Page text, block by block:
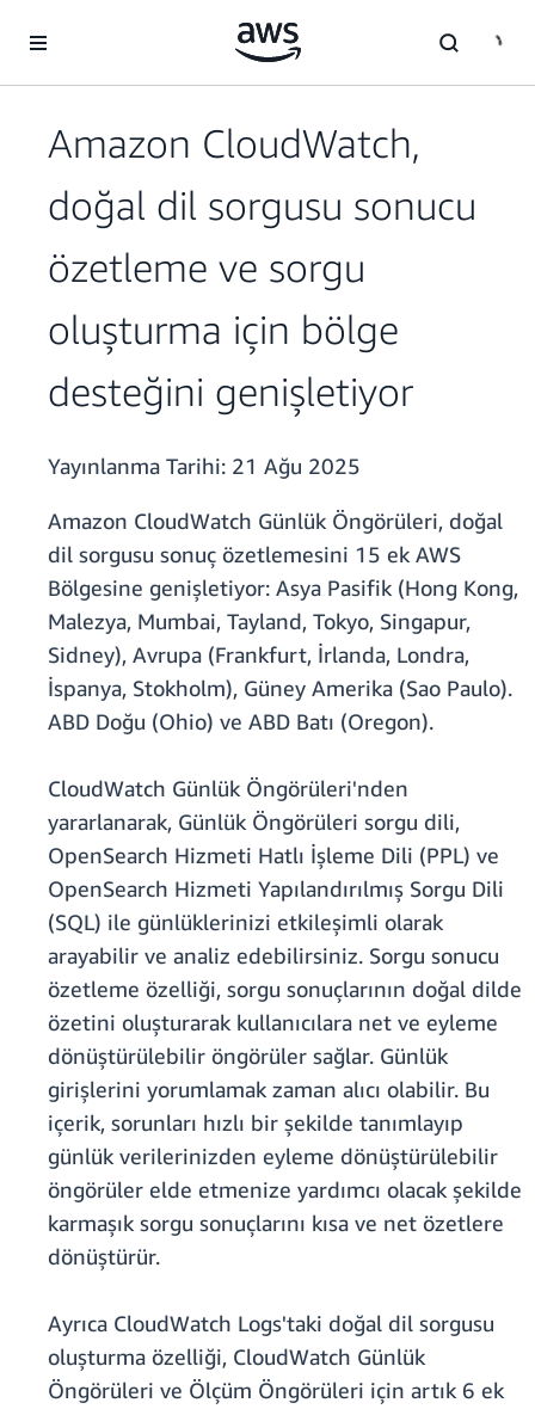
Amazon CloudWatch,
doğal dil sorgusu sonucu
özetleme ve sorgu
oluşturma için bölge
desteğini genişletiyor
Yayınlanma Tarihi: 21 Ağu 2025
Amazon CloudWatch Günlük Öngörüleri, doğal
dil sorgusu sonuç özetlemesini 15 ek AWS
Bölgesine genişletiyor: Asya Pasifik (Hong Kong,
Malezya, Mumbai, Tayland, Tokyo, Singapur,
Sidney), Avrupa (Frankfurt, İrlanda, Londra,
İspanya, Stokholm), Güney Amerika (Sao Paulo).
ABD Doğu (Ohio) ve ABD Batı (Oregon).
CloudWatch Günlük Öngörüleri'nden
yararlanarak, Günlük Öngörüleri sorgu dili,
OpenSearch Hizmeti Hatlı İşleme Dili (PPL) ve
OpenSearch Hizmeti Yapılandırılmış Sorgu Dili
(SQL) ile günlüklerinizi etkileşimli olarak
arayabilir ve analiz edebilirsiniz. Sorgu sonucu
özetleme özelliği, sorgu sonuçlarının doğal dilde
özetini oluşturarak kullanıcılara net ve eyleme
dönüştürülebilir öngörüler sağlar. Günlük
girişlerini yorumlamak zaman alıcı olabilir. Bu
içerik, sorunları hızlı bir şekilde tanımlayıp
günlük verilerinizden eyleme dönüştürülebilir
öngörüler elde etmenize yardımcı olacak şekilde
karmaşık sorgu sonuçlarını kısa ve net özetlere
dönüştürür.
Ayrıca CloudWatch Logs'taki doğal dil sorgusu
oluşturma özelliği, CloudWatch Günlük
Öngörüleri ve Ölçüm Öngörüleri için artık 6 ek